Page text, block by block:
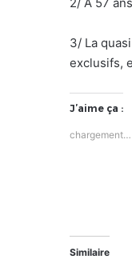
3/ La
exclusifs,
J’aime ça :
chargement…
Similaire